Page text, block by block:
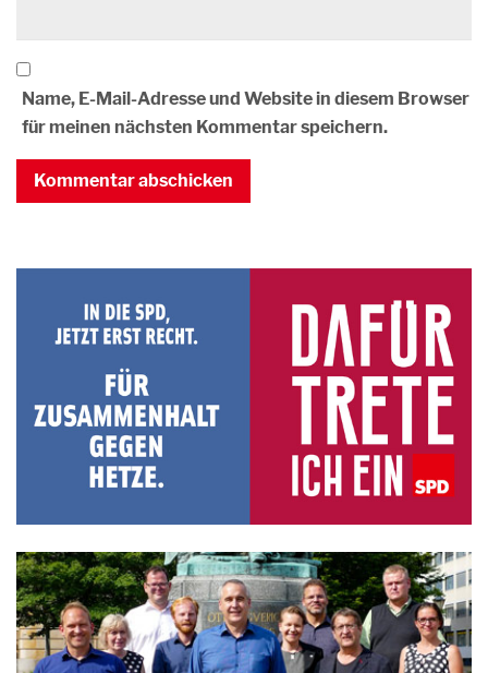
Name, E-Mail-Adresse und Website in diesem Browser
für meinen nächsten Kommentar speichern.